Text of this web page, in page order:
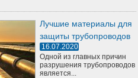
Лучшие материалы для
защиты трубопроводов
16.07.2020
Одной из главных причин
разрушения трубопроводов
является...